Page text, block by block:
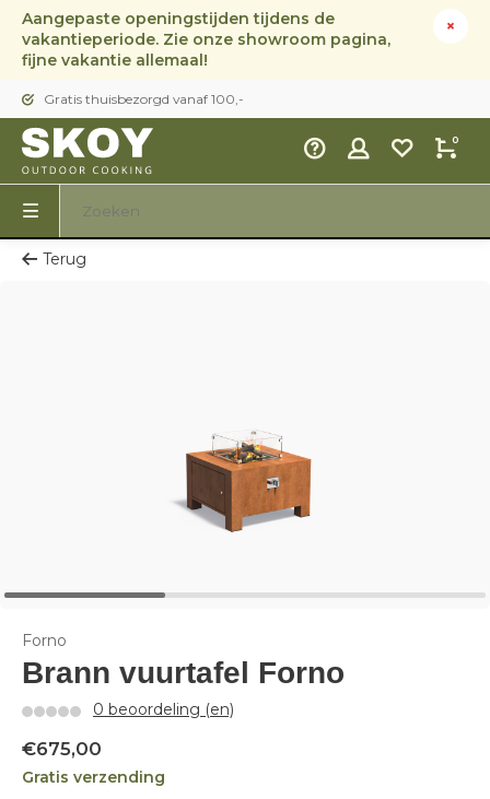
Aangepaste openingstijden tijdens de
vakantieperiode. Zie onze showroom pagina,
fijne vakantie allemaal!
Gratis thuisbezorgd vanaf 100,-
0
Terug
Forno
Brann vuurtafel Forno
0 beoordeling (en)
€675,00
Gratis verzending